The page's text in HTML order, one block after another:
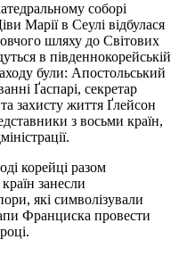
соборі
Марії в Сеулі відбулася
шляху до Світових
в південнокорейській
були: Апостольський
Ґаспарі, секретар
захисту життя Ґлейсон
з восьми країн,
корейці разом
занесли
які символізували
Франциска провести